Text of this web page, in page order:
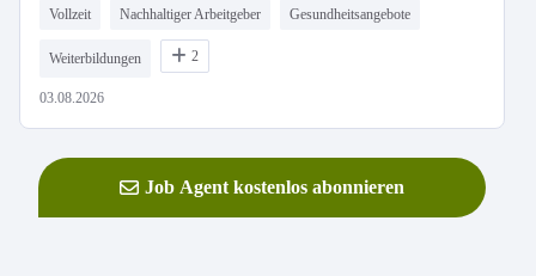
Vollzeit Nachhaltiger Arbeitgeber Gesundheitsangebote
Weiterbildungen 2
03.08.2026
Job Agent kostenlos abonnieren